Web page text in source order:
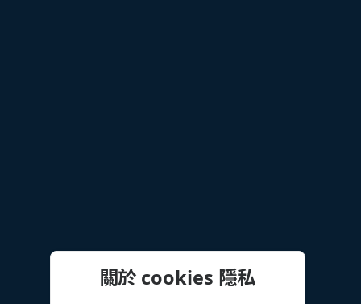
關於 cookies 隱私